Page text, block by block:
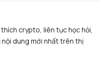
crypto, liên tục học hỏi,
nội dung mới nhất trên thị